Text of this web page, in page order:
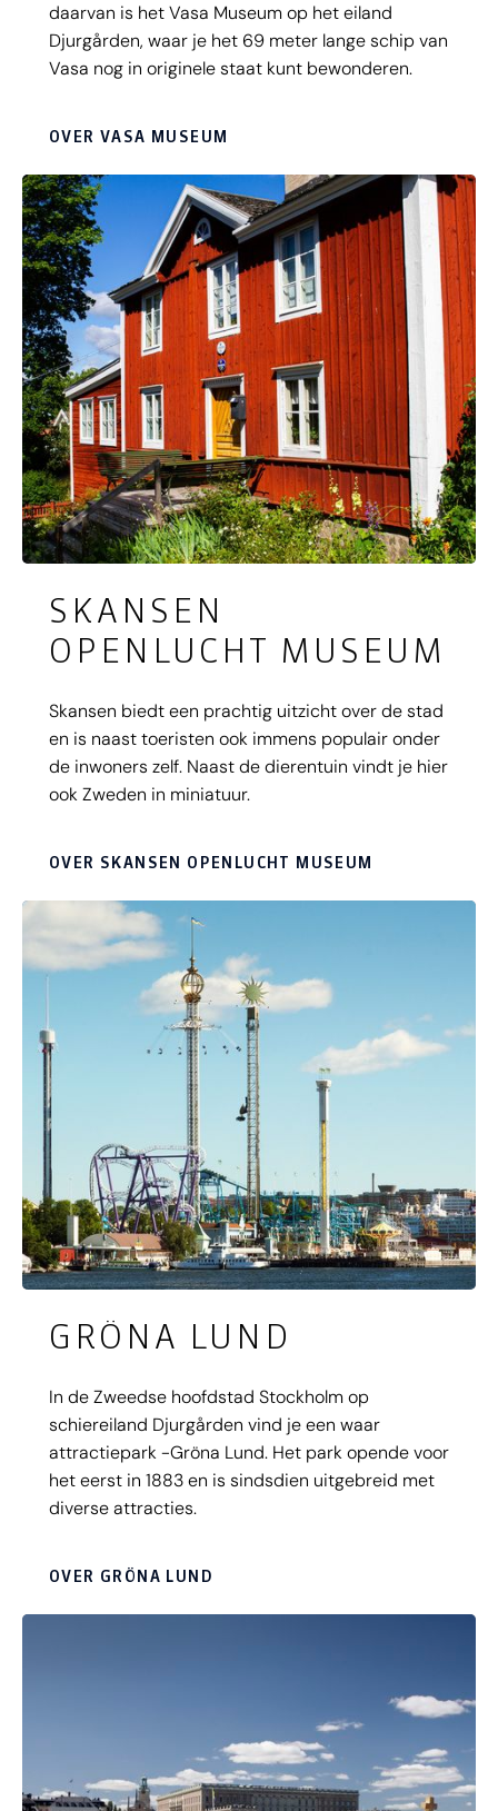
daarvan is het Vasa Museum op het eiland
Djurgården, waar je het 69 meter lange schip van
Vasa nog in originele staat kunt bewonderen.
OVER VASA MUSEUM
SKANSEN
OPENLUCHT MUSEUM
Skansen biedt een prachtig uitzicht over de stad
en is naast toeristen ook immens populair onder
de inwoners zelf. Naast de dierentuin vindt je hier
ook Zweden in miniatuur.
OVER SKANSEN OPENLUCHT MUSEUM
GRÖNA LUND
In de Zweedse hoofdstad Stockholm op
schiereiland Djurgården vind je een waar
attractiepark -Gröna Lund. Het park opende voor
het eerst in 1883 en is sindsdien uitgebreid met
diverse attracties.
OVER GRÖNA LUND